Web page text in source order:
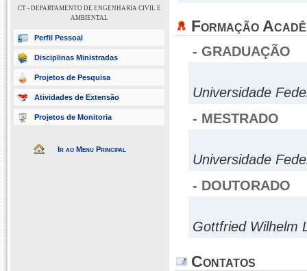
CT - DEPARTAMENTO DE ENGENHARIA CIVIL E
AMBIENTAL
Perfil Pessoal
Disciplinas Ministradas
Projetos de Pesquisa
Atividades de Extensão
Projetos de Monitoria
Ir ao Menu Principal
Formação
- GRADUAÇÃO
Universidade
- MESTRADO
Universidade
- DOUTORADO
Gottfried Wilhelm
Contatos